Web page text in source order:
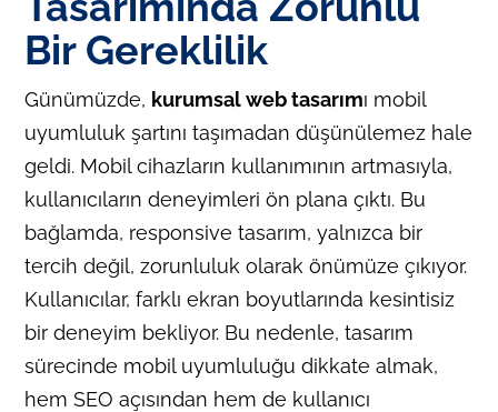
Bir Gereklilik
Günümüzde, kurumsal web tasarımı mobil
uyumluluk şartını taşımadan düşünülemez hale
geldi. Mobil cihazların kullanımının artmasıyla,
kullanıcıların deneyimleri ön plana çıktı. Bu
bağlamda, responsive tasarım, yalnızca bir
tercih değil, zorunluluk olarak önümüze çıkıyor.
Kullanıcılar, farklı ekran boyutlarında kesintisiz
bir deneyim bekliyor. Bu nedenle, tasarım
sürecinde mobil uyumluluğu dikkate almak,
hem SEO açısından hem de kullanıcı